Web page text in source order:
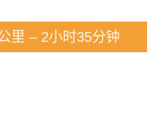
里 – 2小时35分钟